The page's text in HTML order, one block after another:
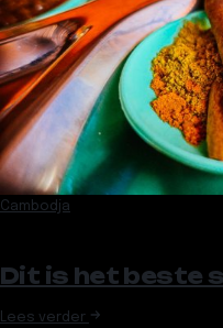
Cambodja
Dit is het beste
Lees verder